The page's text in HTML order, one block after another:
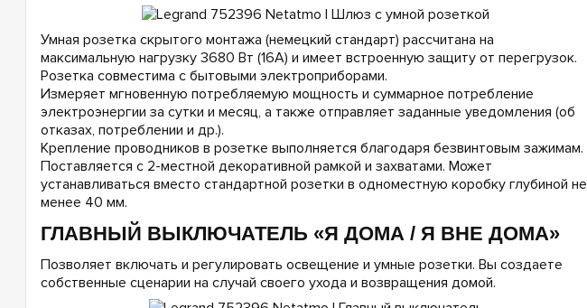
Умная розетка скрытого монтажа (немецкий стандарт) рассчитана на
максимальную нагрузку 3680 Вт (16А) и имеет встроенную защиту от перегрузок.
Розетка совместима с бытовыми электроприборами.
Измеряет мгновенную потребляемую мощность и суммарное потребление
электроэнергии за сутки и месяц, а также отправляет заданные уведомления (об
отказах, потреблении и др.).
Крепление проводников в розетке выполняется благодаря безвинтовым зажимам.
Поставляется с 2-местной декоративной рамкой и захватами. Может
устанавливаться вместо стандартной розетки в одноместную коробку глубиной не
менее 40 мм.
ГЛАВНЫЙ ВЫКЛЮЧАТЕЛЬ «Я ДОМА / Я ВНЕ ДОМА»
Позволяет включать и регулировать освещение и умные розетки. Вы создаете
собственные сценарии на случай своего ухода и возвращения домой.